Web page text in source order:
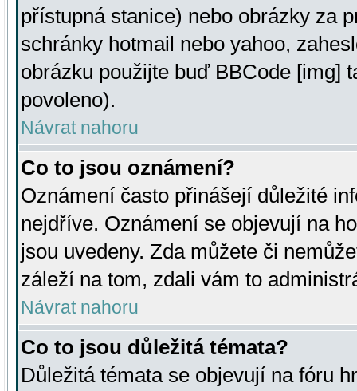
přístupná stanice) nebo obrázky za
schránky hotmail nebo yahoo,
obrázku použijte buď BBCode [img]
povoleno).
Návrat nahoru
Co to jsou oznámení?
Oznámení často přinášejí důležité
nejdříve. Oznámení se objevují na
jsou uvedeny. Zda můžete či
záleží na tom, zdali vám to
Návrat nahoru
Co to jsou důležitá témata?
Důležitá témata se objevují na fóru